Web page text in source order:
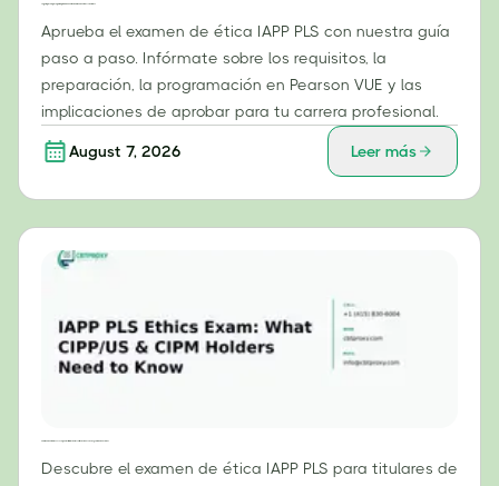
Aprueba el examen de ética IAPP PLS con nuestra guía
paso a paso. Infórmate sobre los requisitos, la
preparación, la programación en Pearson VUE y las
implicaciones de aprobar para tu carrera profesional.
August 7, 2026 Leer más
Descubre el examen de ética IAPP PLS para titulares de